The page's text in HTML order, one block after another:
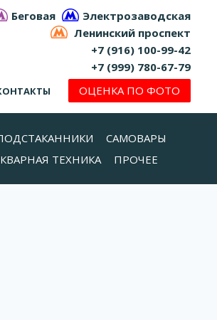
Беговая
Электрозаводская
Ленинский проспект
+7 (916) 100-99-42
+7 (999) 780-67-79
ОЦЕНКА ПО ФОТО
САМОВАРЫ
ТЕХНИКА ПРОЧЕЕ